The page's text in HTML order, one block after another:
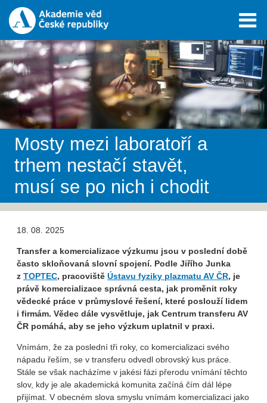
Mosty mezi laboratoří a
trhem nestačí stavět,
musí se po nich i chodit
18. 08. 2025
Transfer a komercializace výzkumu jsou v poslední době
často skloňovaná slovní spojení. Podle Jiřího Junka
z TOPTEC, pracoviště Ústavu fyziky plazmatu AV ČR, je
právě komercializace správná cesta, jak proměnit roky
vědecké práce v průmyslové řešení, které poslouží lidem
i firmám. Vědec dále vysvětluje, jak Centrum transferu AV
ČR pomáhá, aby se jeho výzkum uplatnil v praxi.
Vnímám, že za poslední tři roky, co komercializaci svého
nápadu řeším, se v transferu odvedl obrovský kus práce.
Stále se však nacházíme v jakési fázi přerodu vnímání těchto
slov, kdy je ale akademická komunita začíná čím dál lépe
přijímat. V obecném slova smyslu vnímám komercializaci jako